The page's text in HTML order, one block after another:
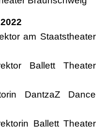
am Staatstheater
Ballett Theater
DantzaZ Dance
Ballett Theater